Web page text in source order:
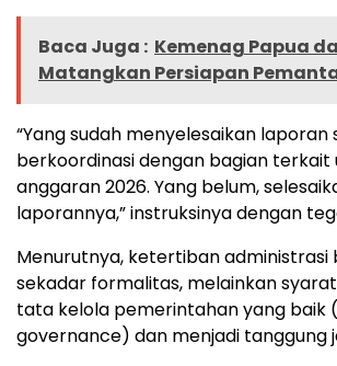
Baca Juga : Kemenag Papua
Matangkan Persiapan
“Yang sudah menyelesaikan laporan
berkoordinasi dengan bagian terkait
anggaran 2026. Yang belum,
laporannya,” instruksinya dengan
Menurutnya, ketertiban administrasi
sekadar formalitas, melainkan
tata kelola pemerintahan yang baik
governance) dan menjadi tanggung